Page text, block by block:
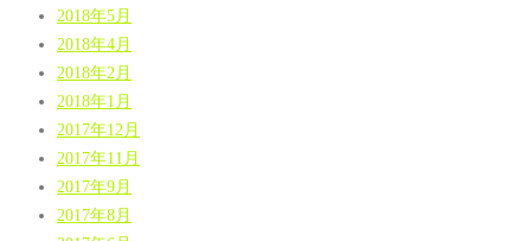
2018年5月
2018年4月
2018年2月
2018年1月
2017年12月
2017年11月
2017年9月
2017年8月